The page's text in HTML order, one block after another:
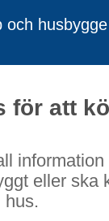
och husbygge
för att
eller ska
hus.